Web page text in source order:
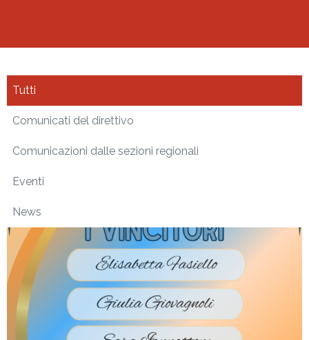
Comunicati del direttivo
Comunicazioni dalle sezioni regionali
Eventi
News
Tutti